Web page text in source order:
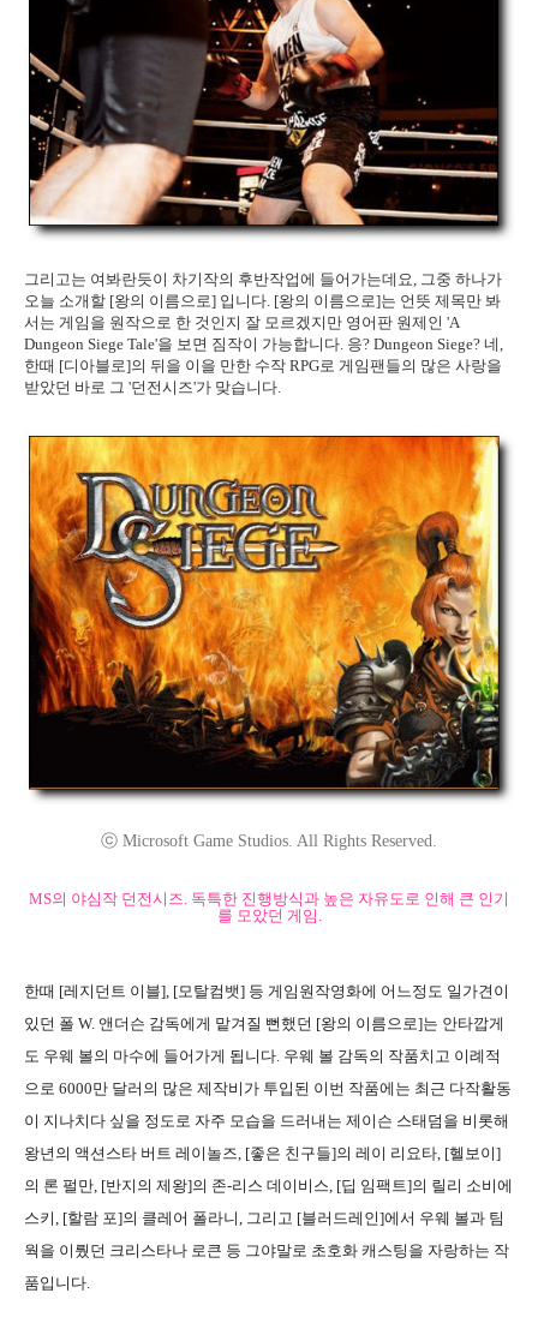
그리고는 여봐란듯이 차기작의 후반작업에 들어가는데요, 그중 하나가
오늘 소개할 [왕의 이름으로] 입니다. [왕의 이름으로]는 언뜻 제목만 봐
서는 게임을 원작으로 한 것인지 잘 모르겠지만 영어판 원제인 'A
Dungeon Siege Tale'을 보면 짐작이 가능합니다. 응? Dungeon Siege? 네,
한때 [디아블로]의 뒤을 이을 만한 수작 RPG로 게임팬들의 많은 사랑을
받았던 바로 그 '던전시즈'가 맞습니다.
ⓒ Microsoft Game Studios. All Rights Reserved.
MS의 야심작 던전시즈. 독특한 진행방식과 높은 자유도로 인해 큰 인기
를 모았던 게임.
한때 [레지던트 이블], [모탈컴뱃] 등 게임원작영화에 어느정도 일가견이
있던 폴 W. 앤더슨 감독에게 맡겨질 뻔했던 [왕의 이름으로]는 안타깝게
도 우웨 볼의 마수에 들어가게 됩니다. 우웨 볼 감독의 작품치고 이례적
으로 6000만 달러의 많은 제작비가 투입된 이번 작품에는 최근 다작활동
이 지나치다 싶을 정도로 자주 모습을 드러내는 제이슨 스태덤을 비롯해
왕년의 액션스타 버트 레이놀즈, [좋은 친구들]의 레이 리요타, [헬보이]
의 론 펄만, [반지의 제왕]의 존-리스 데이비스, [딥 임팩트]의 릴리 소비에
스키, [할람 포]의 클레어 폴라니, 그리고 [블러드레인]에서 우웨 볼과 팀
웍을 이뤘던 크리스타나 로큰 등 그야말로 초호화 캐스팅을 자랑하는 작
품입니다.